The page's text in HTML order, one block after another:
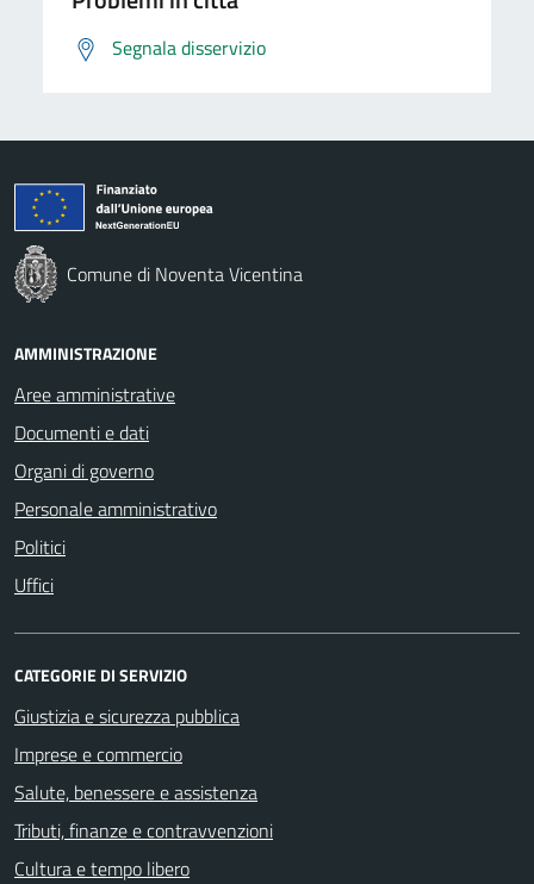
Segnala disservizio
Comune di Noventa Vicentina
AMMINISTRAZIONE
Aree amministrative
Documenti e dati
Organi di governo
Personale amministrativo
Politici
Uffici
CATEGORIE DI SERVIZIO
Giustizia e sicurezza pubblica
Imprese e commercio
Salute, benessere e assistenza
Tributi, finanze e contravvenzioni
Cultura e tempo libero